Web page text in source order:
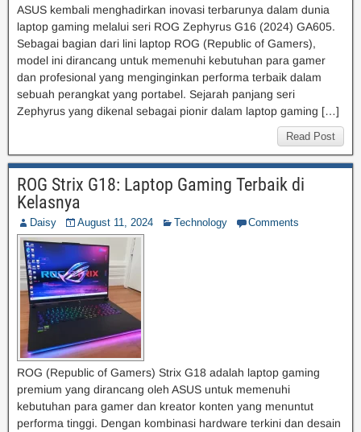
ASUS kembali menghadirkan inovasi terbarunya dalam dunia
laptop gaming melalui seri ROG Zephyrus G16 (2024) GA605.
Sebagai bagian dari lini laptop ROG (Republic of Gamers),
model ini dirancang untuk memenuhi kebutuhan para gamer
dan profesional yang menginginkan performa terbaik dalam
sebuah perangkat yang portabel. Sejarah panjang seri
Zephyrus yang dikenal sebagai pionir dalam laptop gaming […]
Read Post
ROG Strix G18: Laptop Gaming Terbaik di
Kelasnya
Daisy August 11, 2024 Technology Comments
ROG (Republic of Gamers) Strix G18 adalah laptop gaming
premium yang dirancang oleh ASUS untuk memenuhi
kebutuhan para gamer dan kreator konten yang menuntut
performa tinggi. Dengan kombinasi hardware terkini dan desain